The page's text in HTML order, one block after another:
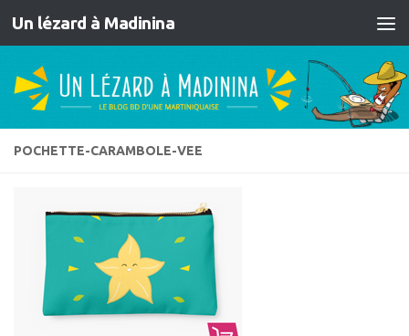
Skip to content
Un lézard à Madinina
POCHETTE-CARAMBOLE-VEE